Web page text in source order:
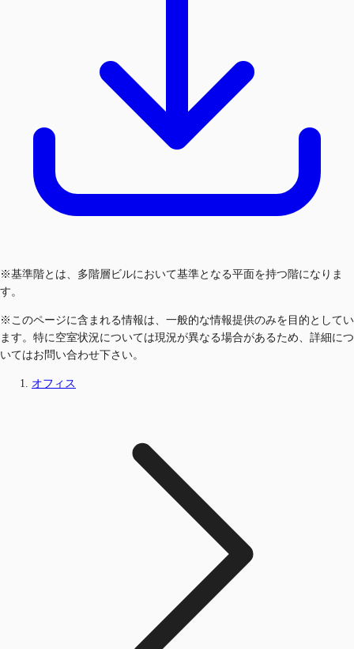
※基準階とは、多階層ビルにおいて基準となる平面を持つ階になりま
す。
※このページに含まれる情報は、一般的な情報提供のみを目的としてい
ます。特に空室状況については現況が異なる場合があるため、詳細につ
いてはお問い合わせ下さい。
オフィス